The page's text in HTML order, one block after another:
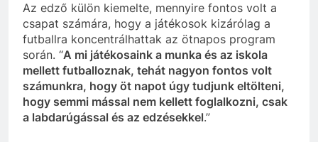
Az edző külön kiemelte, mennyire fontos volt a
csapat számára, hogy a játékosok kizárólag a
futballra koncentrálhattak az ötnapos program
során. “A mi játékosaink a munka és az iskola
mellett futballoznak, tehát nagyon fontos volt
számunkra, hogy öt napot úgy tudjunk eltölteni,
hogy semmi mással nem kellett foglalkozni, csak
a labdarúgással és az edzésekkel.”